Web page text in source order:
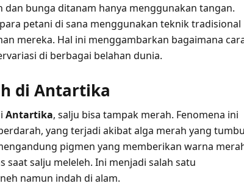
dan bunga ditanam hanya menggunakan tangan.
petani di sana menggunakan teknik tradisional
mereka. Hal ini menggambarkan bagaimana
di berbagai belahan dunia.
di Antartika
Antartika, salju bisa tampak merah. Fenomena ini
yang terjadi akibat alga merah yang
pigmen yang memberikan warna
saat salju meleleh. Ini menjadi salah satu
namun indah di alam.